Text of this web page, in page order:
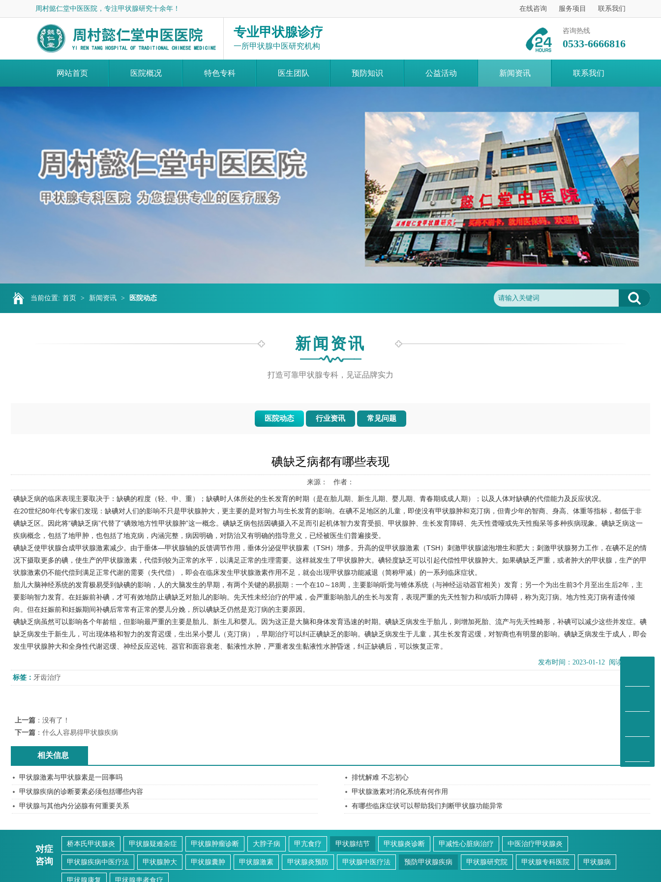
周村懿仁堂中医医院，专注甲状腺研究十余年！ 在线咨询 服务项目 联系我们
专业甲状腺诊疗
一所甲状腺中医研究机构
咨询热线
0533-6666816
网站首页 医院概况 特色专科 医生团队 预防知识 公益活动 新闻资讯 联系我们
当前位置: 首页 > 新闻资讯 > 医院动态
新闻资讯
打造可靠甲状腺专科，见证品牌实力
医院动态 行业资讯 常见问题
碘缺乏病都有哪些表现
来源： 作者：
碘缺乏病的临床表现主要取决于：缺碘的程度（轻、中、重）；缺碘时人体所处的生长发育的时期（是在胎儿期、新生儿期、婴儿期、青春期或成人期）；以及人体对缺碘的代偿能力及反应状况。
在20世纪80年代专家们发现：缺碘对人们的影响不只是甲状腺肿大，更主要的是对智力与生长发育的影响。在碘不足地区的儿童，即使没有甲状腺肿和克汀病，但青少年的智商、身高、体重等指标，都低于非
碘缺乏区。因此将“碘缺乏病”代替了“碘致地方性甲状腺肿”这一概念。碘缺乏病包括因碘摄入不足而引起机体智力发育受损、甲状腺肿、生长发育障碍、先天性聋哑或先天性痴呆等多种疾病现象。碘缺乏病这一
疾病概念，包括了地甲肿，也包括了地克病，内涵完整，病因明确，对防治又有明确的指导意义，已经被医生们普遍接受。
碘缺乏使甲状腺合成甲状腺激素减少。由于垂体—甲状腺轴的反馈调节作用，垂体分泌促甲状腺素（TSH）增多。升高的促甲状腺激素（TSH）刺激甲状腺滤泡增生和肥大；刺激甲状腺努力工作，在碘不足的情
况下摄取更多的碘，使生产的甲状腺激素，代偿到较为正常的水平，以满足正常的生理需要。这样就发生了甲状腺肿大。碘轻度缺乏可以引起代偿性甲状腺肿大。如果碘缺乏严重，或者肿大的甲状腺，生产的甲
状腺激素仍不能代偿到满足正常代谢的需要（失代偿），即会在临床发生甲状腺激素作用不足，就会出现甲状腺功能减退（简称甲减）的一系列临床症状。
胎儿大脑神经系统的发育极易受到缺碘的影响，人的大脑发生的早期，有两个关键的易损期：一个在10～18周，主要影响听觉与锥体系统（与神经运动器官相关）发育；另一个为出生前3个月至出生后2年，主
要影响智力发育。在妊娠前补碘，才可有效地防止碘缺乏对胎儿的影响。先天性未经治疗的甲减，会严重影响胎儿的生长与发育，表现严重的先天性智力和/或听力障碍，称为克汀病。地方性克汀病有遗传倾
向。但在妊娠前和妊娠期间补碘后常常有正常的婴儿分娩，所以碘缺乏仍然是克汀病的主要原因。
碘缺乏病虽然可以影响各个年龄组，但影响最严重的主要是胎儿、新生儿和婴儿。因为这正是大脑和身体发育迅速的时期。碘缺乏病发生于胎儿，则增加死胎、流产与先天性畸形，补碘可以减少这些并发症。碘
缺乏病发生于新生儿，可出现体格和智力的发育迟缓，生出呆小婴儿（克汀病），早期治疗可以纠正碘缺乏的影响。碘缺乏病发生于儿童，其生长发育迟缓，对智商也有明显的影响。碘缺乏病发生于成人，即会
发生甲状腺肿大和全身性代谢迟缓、神经反应迟钝、器官和面容衰老、黏液性水肿，严重者发生黏液性水肿昏迷，纠正缺碘后，可以恢复正常。
发布时间：2023-01-12 阅读：1815次
标签： 牙齿治疗
上一篇 ：没有了！
下一篇 ： 什么人容易得甲状腺疾病
相关信息
甲状腺激素与甲状腺素是一回事吗
排忧解难 不忘初心
甲状腺疾病的诊断要素必须包括哪些内容
甲状腺激素对消化系统有何作用
甲状腺与其他内分泌腺有何重要关系
有哪些临床症状可以帮助我们判断甲状腺功能异常
对症
咨询
桥本氏甲状腺炎 甲状腺疑难杂症 甲状腺肿瘤诊断 大脖子病 甲亢食疗 甲状腺结节 甲状腺炎诊断 甲减性心脏病治疗 中医治疗甲状腺炎
甲状腺疾病中医疗法 甲状腺肿大 甲状腺囊肿 甲状腺激素 甲状腺炎预防 甲状腺中医疗法 预防甲状腺疾病 甲状腺研究院 甲状腺专科医院 甲状腺病
甲状腺康复 甲状腺患者食疗